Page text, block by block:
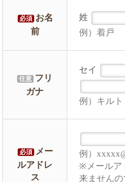
必須 お名
前
姓
例）着
任意 フリ
ガナ
セイ
例）キ
必須
メー
ルアドレ
ス
例）
※メールア
来ません